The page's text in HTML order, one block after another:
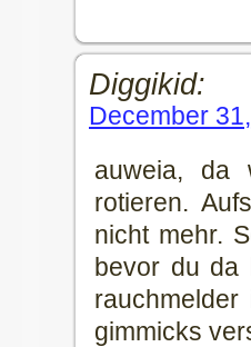
Diggikid:
December
auweia, da
rotieren.
nicht mehr.
bevor du da
gimmicks